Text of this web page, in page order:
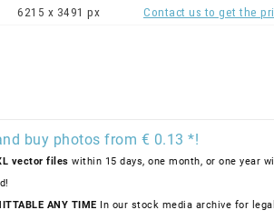
6215 x 3491 px Contact us to get the
buy photos from € 0.13 *!
vector files within 15 days, one month, or one year
ANY TIME In our stock media archive for legal